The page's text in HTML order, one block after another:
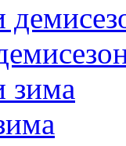
зима